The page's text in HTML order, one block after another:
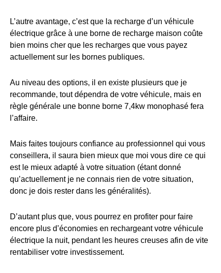
L’autre avantage, c’est que la recharge d’un véhicule
électrique grâce à une borne de recharge maison coûte
bien moins cher que les recharges que vous payez
actuellement sur les bornes publiques.
Au niveau des options, il en existe plusieurs que je
recommande, tout dépendra de votre véhicule, mais en
règle générale une bonne borne 7,4kw monophasé fera
l’affaire.
Mais faites toujours confiance au professionnel qui vous
conseillera, il saura bien mieux que moi vous dire ce qui
est le mieux adapté à votre situation (étant donné
qu’actuellement je ne connais rien de votre situation,
donc je dois rester dans les généralités).
D’autant plus que, vous pourrez en profiter pour faire
encore plus d’économies en rechargeant votre véhicule
électrique la nuit, pendant les heures creuses afin de vite
rentabiliser votre investissement.